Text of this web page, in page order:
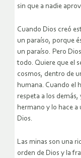
sin que a nadie
Cuando Dios creó
un paraíso, porque
un paraíso. Pero
todo. Quiere que el
cosmos, dentro de
humana. Cuando el
respeta a los
hermano y lo hace a
Dios.
Las minas son una
orden de Dios y la